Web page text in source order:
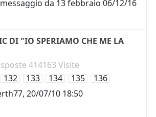
da 13 febbraio 06/12/16
DI "IO SPERIAMO CHE ME LA
414163 Visite
132 133 134 135
136
, 20/07/10 18:50